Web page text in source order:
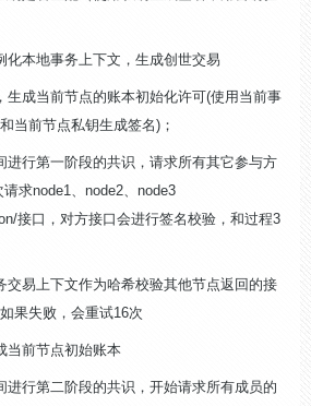
化本地事务上下文，生成创世交易
生成当前节点的账本初始化许可(使用当前事
当前节点私钥生成签名)；
行第一阶段的共识， 请求所有其它参与方
求node1、node2、node3
接口，对方接口会进行签名校验，和过程3
交易上下文作为哈希校验其他节点返回的接
果失败，会重试16次
当前节点初始账本
进行第二阶段的共识，开始请求所有成员的